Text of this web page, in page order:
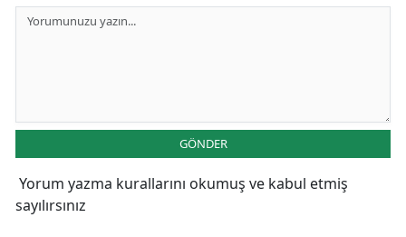
GÖNDER
Yorum yazma kurallarını okumuş ve kabul etmiş
sayılırsınız